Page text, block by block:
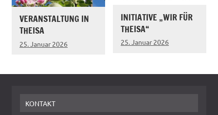
VERANSTALTUNG IN
THEISA
25. Januar 2026
INITIATIVE „WIR FÜR
THEISA“
25. Januar 2026
KONTAKT